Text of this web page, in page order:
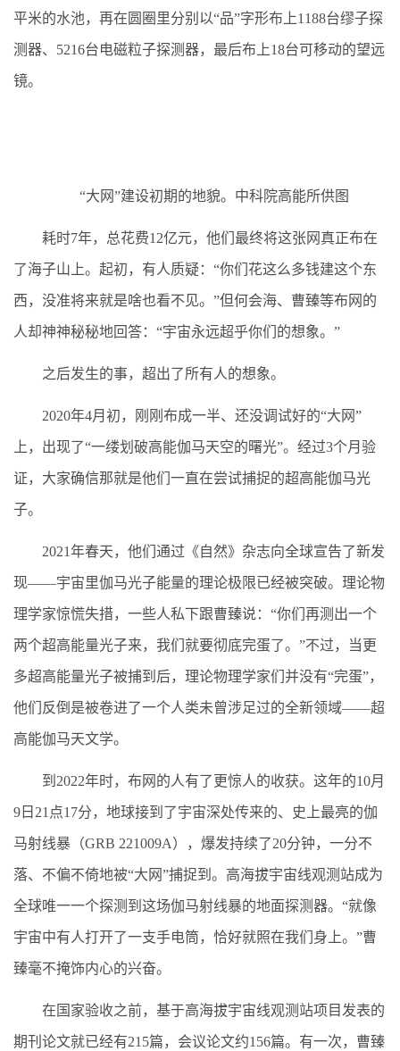
平米的水池，再在圆圈里分别以“品”字形布上1188台缪子探
测器、5216台电磁粒子探测器，最后布上18台可移动的望远
镜。
“大网”建设初期的地貌。中科院高能所供图
耗时7年，总花费12亿元，他们最终将这张网真正布在
了海子山上。起初，有人质疑：“你们花这么多钱建这个东
西，没准将来就是啥也看不见。”但何会海、曹臻等布网的
人却神神秘秘地回答：“宇宙永远超乎你们的想象。”
之后发生的事，超出了所有人的想象。
2020年4月初，刚刚布成一半、还没调试好的“大网”
上，出现了“一缕划破高能伽马天空的曙光”。经过3个月验
证，大家确信那就是他们一直在尝试捕捉的超高能伽马光
子。
2021年春天，他们通过《自然》杂志向全球宣告了新发
现——宇宙里伽马光子能量的理论极限已经被突破。理论物
理学家惊慌失措，一些人私下跟曹臻说：“你们再测出一个
两个超高能量光子来，我们就要彻底完蛋了。”不过，当更
多超高能量光子被捕到后，理论物理学家们并没有“完蛋”，
他们反倒是被卷进了一个人类未曾涉足过的全新领域——超
高能伽马天文学。
到2022年时，布网的人有了更惊人的收获。这年的10月
9日21点17分，地球接到了宇宙深处传来的、史上最亮的伽
马射线暴（GRB 221009A），爆发持续了20分钟，一分不
落、不偏不倚地被“大网”捕捉到。高海拔宇宙线观测站成为
全球唯一一个探测到这场伽马射线暴的地面探测器。“就像
宇宙中有人打开了一支手电筒，恰好就照在我们身上。”曹
臻毫不掩饰内心的兴奋。
在国家验收之前，基于高海拔宇宙线观测站项目发表的
期刊论文就已经有215篇，会议论文约156篇。有一次，曹臻